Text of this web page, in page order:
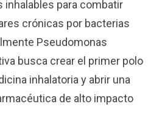
Egresados
inhalables para combatir
crónicas por bacterias
Pseudomonas
busca crear el primer polo
inhalatoria y abrir una
de alto impacto